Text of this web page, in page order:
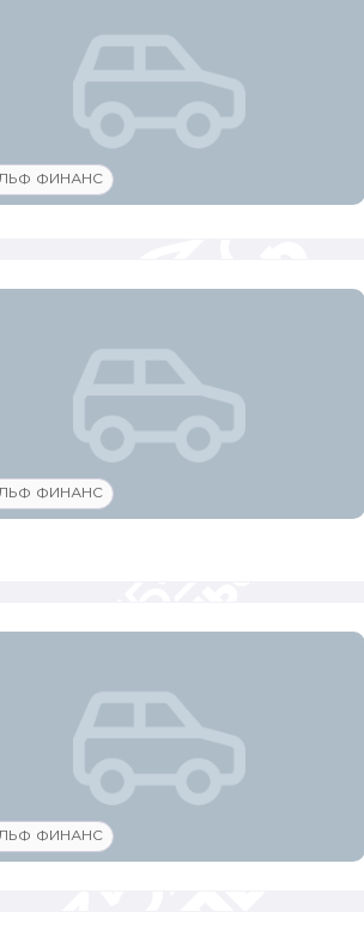
ФИНАНС
ФИНАНС
ФИНАНС